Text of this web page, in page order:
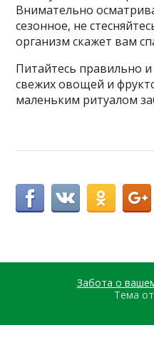
Внимательно
сезонное, не
организм скажет вам
Питайтесь правильно и
свежих овощей и
маленьким ритуалом
Забота о
Тема от